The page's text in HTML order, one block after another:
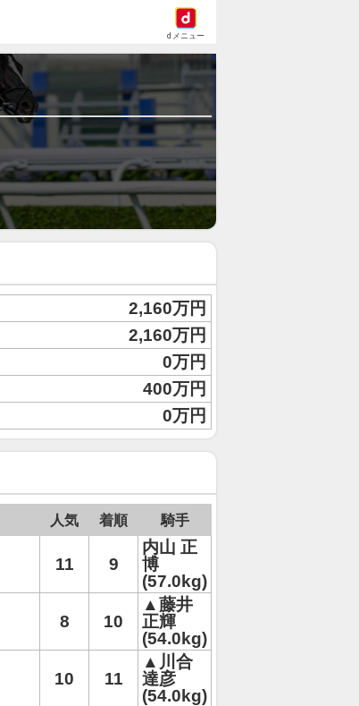
dメニュー
2,160万円
2,160万円
0万円
400万円
0万円
人気 着順 騎手
11 9
内山 正
博
(57.0kg)
8 10
▲藤井
正輝
(54.0kg)
10 11
▲川合
達彦
(54.0kg)